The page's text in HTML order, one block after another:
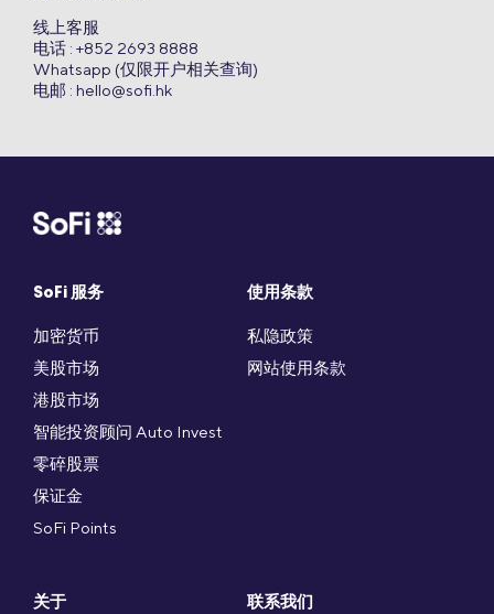
SoFi 服务
加密货币
美股市场
港股市场
智能投资顾问 Auto Invest
零碎股票
保证金
SoFi Points
使用条款
私隐政策
网站使用条款
关于 联系我们
线上客服
电话 : +852 2693 8888
Whatsapp (仅限开户相关查询)
电邮 : hello@sofi.hk